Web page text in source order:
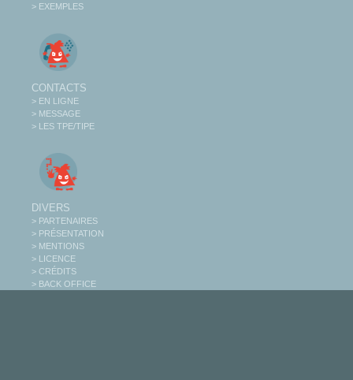
> EXEMPLES
CONTACTS
> EN LIGNE
> MESSAGE
> LES TPE/TIPE
DIVERS
> PARTENAIRES
> PRÉSENTATION
> MENTIONS
> LICENCE
> CRÉDITS
> BACK OFFICE